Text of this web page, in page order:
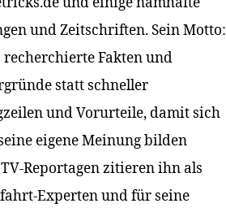
und Zeitschriften. Sein Motto:
recherchierte Fakten und
statt schneller
und Vorurteile, damit sich
eigene Meinung bilden
Reportagen zitieren ihn als
Experten und für seine